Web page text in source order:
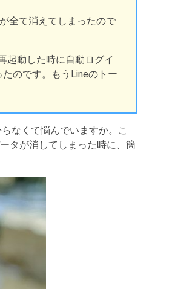
全て消えてしまったので
起動した時に自動ログイ
のです。もうLineのトー
なくて悩んでいますか。こ
タが消してしまった時に、簡